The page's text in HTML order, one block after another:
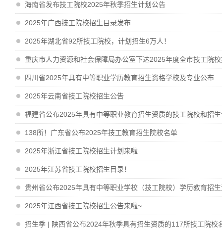
海南省发布技工院校2025年秋季招生计划公告
2025年广西技工院校招生目录发布
2025年湖北省92所技工院校，计划招生6万人！
重庆市人力资源和社会保障局办公室下达2025年度全市技工院
四川省2025年具有中等职业学历教育招生资格学校及专业公布
2025年云南省技工院校招生公告
福建省公布2025年具有中等职业教育招生资质的技工院校和招
138所！广东省公布2025年技工教育招生院校名单
2025年浙江省技工院校招生计划来啦
2025年江苏省技工院校招生目录！
贵州省公布2025年具有中等职业学校（技工院校）学历教育招
2025年江西省技工院校招生公告来啦~
招生季 | 陕西省公布2024年秋季具有招生资质的117所技工院校